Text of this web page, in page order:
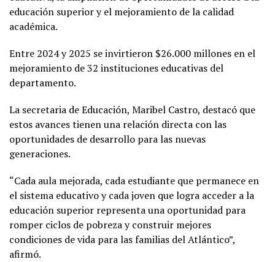
educación superior y el mejoramiento de la calidad
académica.
Entre 2024 y 2025 se invirtieron $26.000 millones en el
mejoramiento de 32 instituciones educativas del
departamento.
La secretaria de Educación, Maribel Castro, destacó que
estos avances tienen una relación directa con las
oportunidades de desarrollo para las nuevas
generaciones.
“Cada aula mejorada, cada estudiante que permanece en
el sistema educativo y cada joven que logra acceder a la
educación superior representa una oportunidad para
romper ciclos de pobreza y construir mejores
condiciones de vida para las familias del Atlántico”,
afirmó.